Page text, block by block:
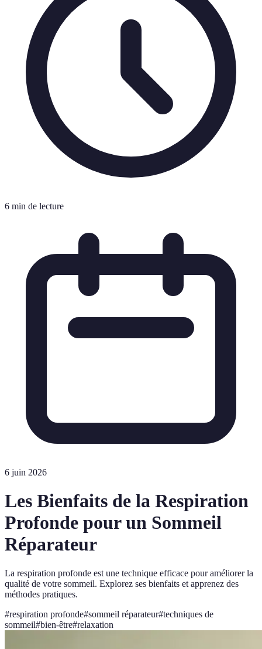
6 min de lecture
6 juin 2026
Les Bienfaits de la Respiration
Profonde pour un Sommeil
Réparateur
La respiration profonde est une technique efficace pour améliorer la
qualité de votre sommeil. Explorez ses bienfaits et apprenez des
méthodes pratiques.
#respiration profonde#sommeil réparateur#techniques de
sommeil#bien-être#relaxation